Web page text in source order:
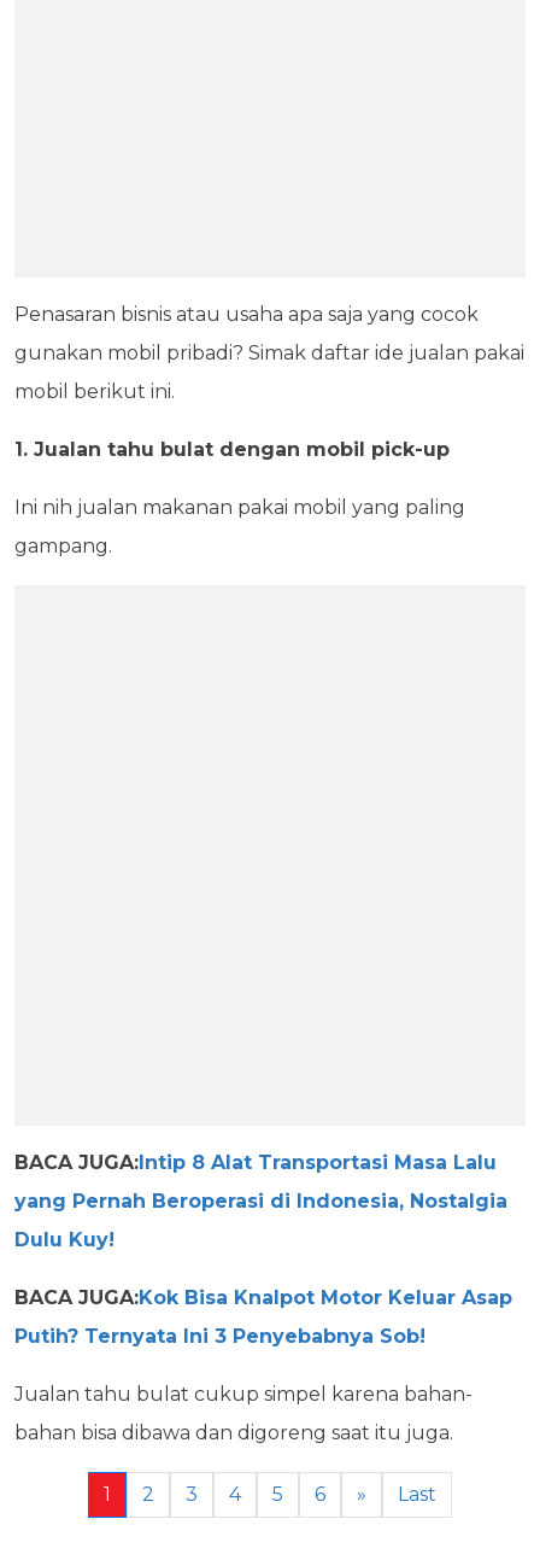
Penasaran bisnis atau usaha apa saja yang cocok
gunakan mobil pribadi? Simak daftar ide jualan pakai
mobil berikut ini.
1. Jualan tahu bulat dengan mobil pick-up
Ini nih jualan makanan pakai mobil yang paling
gampang.
BACA JUGA:Intip 8 Alat Transportasi Masa Lalu
yang Pernah Beroperasi di Indonesia, Nostalgia
Dulu Kuy!
BACA JUGA:Kok Bisa Knalpot Motor Keluar Asap
Putih? Ternyata Ini 3 Penyebabnya Sob!
Jualan tahu bulat cukup simpel karena bahan-
bahan bisa dibawa dan digoreng saat itu juga.
1 2 3 4 5 6 » Last